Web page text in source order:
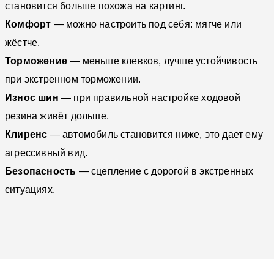
становится больше похожа на картинг.
Комфорт — можно настроить под себя: мягче или
жёстче.
Торможение— меньше клевков, лучше устойчивость
при экстренном торможении.
Износ шин — при правильной настройке ходовой
резина живёт дольше.
Клиренс — автомобиль становится ниже, это дает ему
агрессивный вид.
Безопасность — сцепление с дорогой в экстренных
ситуациях.